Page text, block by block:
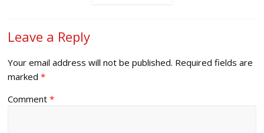
Leave a Reply
Your email address will not be published. Required fields are
marked*
Comment*